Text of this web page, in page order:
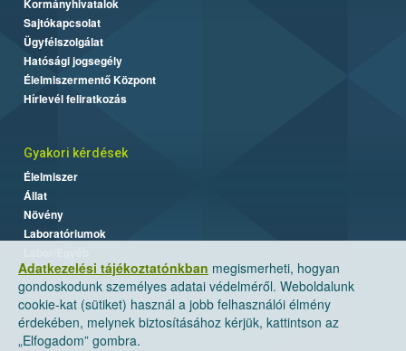
Adatkezelési tájékoztatónkban megismerheti, hogyan
gondoskodunk személyes adatai védelméről. Weboldalunk
cookie-kat (sütiket) használ a jobb felhasználói élmény
érdekében, melynek biztosításához kérjük, kattintson az
„Elfogadom” gombra.
Kormányhivatalok
Sajtókapcsolat
Ügyfélszolgálat
Hatósági jogsegély
Élelmiszermentő Központ
Hírlevél feliratkozás
Gyakori kérdések
Élelmiszer
Állat
Növény
Laboratóriumok